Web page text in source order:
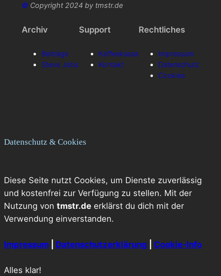
©Copyright 2024 by tmstr.de
Archiv
Beiträge
Steve Jobs
Support
Kaffeekasse
Kontakt
Rechtliches
Impressum
Datenschutz
Cookies
Datenschutz & Cookies
Diese Seite nutzt Cookies, um Dienste zuverlässig
und kostenfrei zur Verfügung zu stellen. Mit der
Nutzung von tmstr.de erklärst du dich mit der
Verwendung einverstanden.
Impressum Datenschutzerklärung Cookie-Info
Alles klar!